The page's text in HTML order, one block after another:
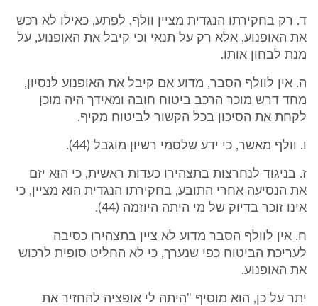
ד. רק בחקירתו הנגדית מציין וולף, לפתע, כאילו לא רכש
את האופנוע, אלא רק על תנאי וכי קיבל את האופנוע, על
מנת לבחון אותו.
ה. אין לוולף הסבר, מדוע אם קיבל את האופנוע לנסיון,
מחד דרש מוכר הרכב ביטוח חובה ומאידך היה מוכן
לקחת את הסיכון בכל הקשור לביטוח מקיף.
ו. וולף מאשר, כי ידע שלסמי רשיון מוגבל (44).
ז. בניגוד לנחרצות בתצהירו כעדות ראשית, כי הוא יזם
את הנסיעה אחרי התובע, בחקירתו הנגדית הוא מציין, כי
אינו זוכר בדיוק של מי היתה היוזמה (44).
ח. אין לוולף הסבר מדוע לא ציין בתצהירו כסיבה
לעריכת הביטוח כפי שנערך, כי לא החליט סופית לרכוש
את האופנוע.
יתר על כן, הוא מוסיף "היתה לי אופציה להחזיר את